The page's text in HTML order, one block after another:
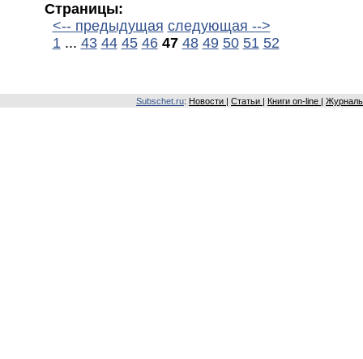
Страницы:
<-- предыдущая следующая -->
1... 43 44 45 46 47 48 49 50 51 52
Subschet.ru: Новости Статьи Книги on-line